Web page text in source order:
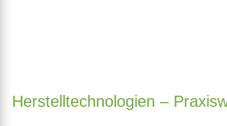
Herstelltechnologien –